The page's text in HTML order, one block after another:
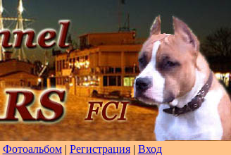
Фотоальбом| Регистрация| Вход